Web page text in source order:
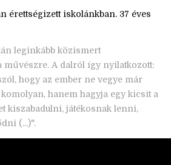
érettségizett iskolánkban. 37 éves
leginkább közismert
művészre. A dalról így nyilatkozott:
hogy az ember ne vegye már
hanem hagyja egy kicsit a
kiszabadulni, játékosnak lenni,
(...)".